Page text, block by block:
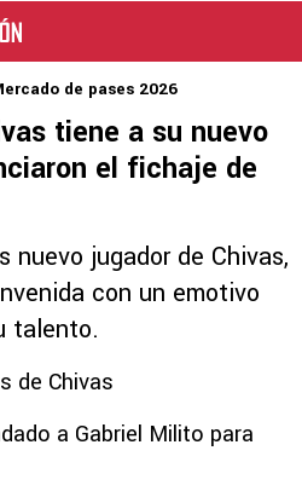
de pases 2026
tiene a su nuevo
el fichaje de
nuevo jugador de Chivas,
con un emotivo
talento.
de Chivas
a Gabriel Milito para